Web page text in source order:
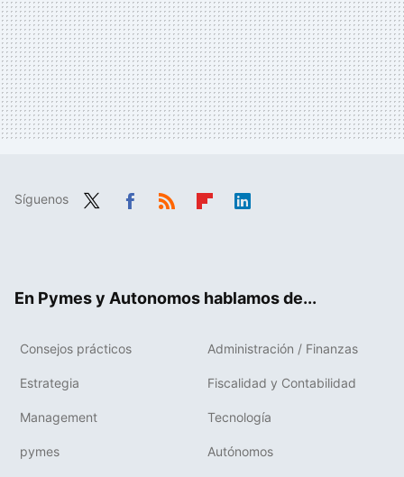
Síguenos
En Pymes y Autonomos hablamos de...
Consejos prácticos Administración / Finanzas
Estrategia Fiscalidad y Contabilidad
Management Tecnología
pymes Autónomos